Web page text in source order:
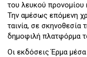
του λευκού προνομίου
Την αμέσως επόμενη
ταινία, σε σκηνοθεσία
δημοφιλή πλατφόρμα
Οι εκδόσεις Έρμα